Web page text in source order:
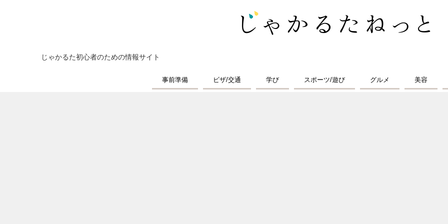
じゃかるた初心者のための情報サイト
事前準備 ビザ/交通 学び スポーツ/遊び グルメ 美容